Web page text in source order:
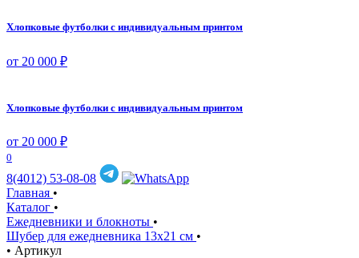
Хлопковые футболки с индивидуальным принтом
от 20 000 ₽
Хлопковые футболки с индивидуальным принтом
от 20 000 ₽
0
8(4012) 53-08-08
Главная •
Каталог •
Ежедневники и блокноты •
Шубер для ежедневника 13х21 см •
• Артикул